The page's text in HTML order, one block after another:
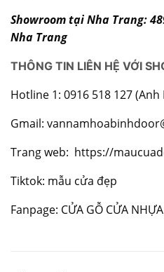
Showroom tại Nha Trang:
Nha Trang
THÔNG TIN LIÊN HỆ VỚI
Hotline 1: 0916 518 127 (Anh
Gmail:
Trang web: https://
Tiktok: mẫu cửa đẹp
Fanpage: CỬA GỖ CỬA